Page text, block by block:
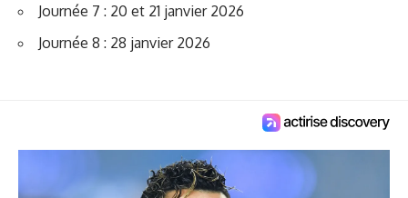
Journée 7 : 20 et 21 janvier 2026
Journée 8 : 28 janvier 2026